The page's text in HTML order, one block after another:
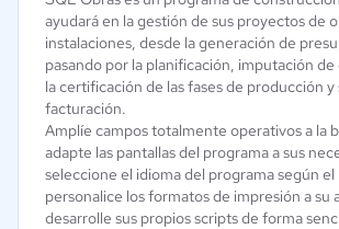
ayudará en la gestión de sus proyectos de
instalaciones, desde la generación de
pasando por la planificación, imputación
la certificación de las fases de producción
facturación.
Amplíe campos totalmente operativos a la
adapte las pantallas del programa a sus
seleccione el idioma del programa según el
personalice los formatos de impresión a su
desarrolle sus propios scripts de forma